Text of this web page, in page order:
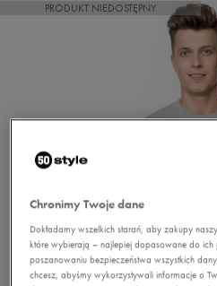
PRODUKT NIEDOSTĘPNY
Chronimy Twoje dane
Dokładamy wszelkich starań, aby zakupy
które wybierają – najlepiej dopasowane do ich
poszanowaniu bezpieczeństwa wszystkich
chcesz, abyśmy wykorzystywali informacje o